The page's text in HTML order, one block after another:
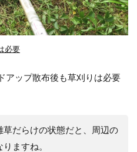
必要
アップ散布後も草刈りは必要
草だらけの状態だと、周辺の
ますね。